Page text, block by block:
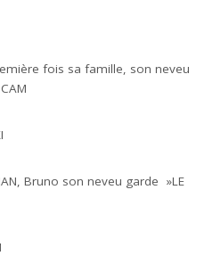
fois sa famille, son neveu
Bruno son neveu garde »LE